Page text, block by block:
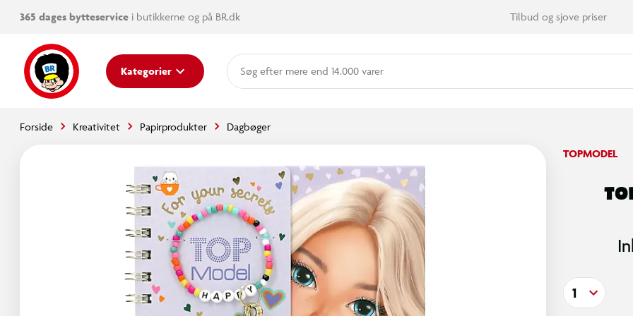
365 dages bytteservice i butikkerne og på BR.dk Tilbud og sjove priser
Kategorier mere end 14.000 varer
Forside Kreativitet Papirprodukter Dagbøger
TOPMODEL
1